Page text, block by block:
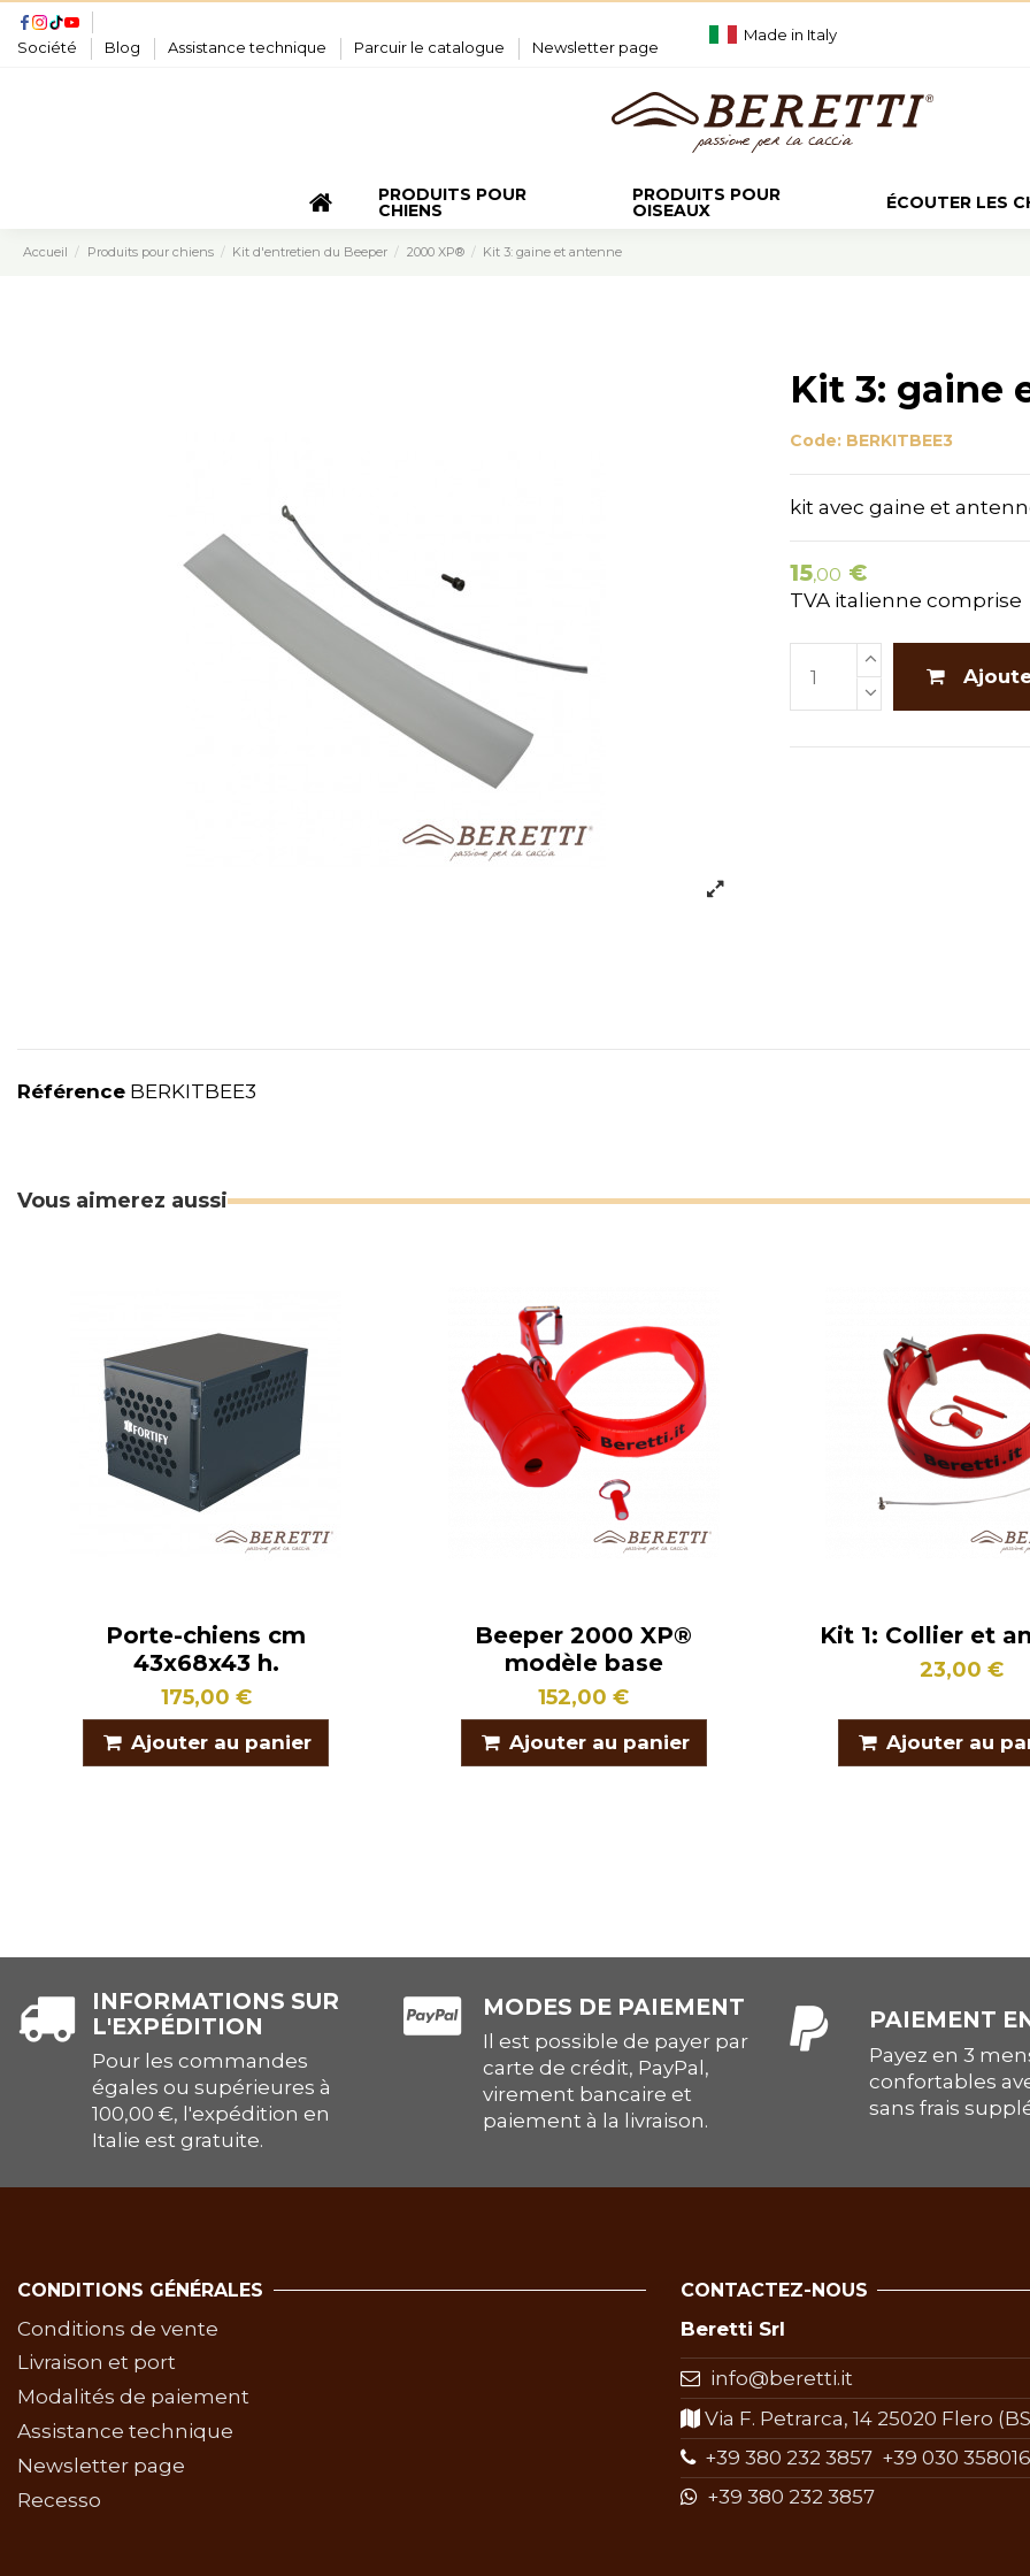
Société Blog Assistance technique Parcuir le catalogue Newsletter page
Made in Italy
PRODUITS POUR
CHIENS
PRODUITS POUR
OISEAUX ÉCOUTER LES
Accueil Produits pour chiens Kit d'entretien du Beeper 2000 XP® Kit 3: gaine et antenne
Kit 3: gaine
Code: BERKITBEE3
kit avec gaine et
15,00 €
TVA italienne comprise
Référence BERKITBEE3
Vous aimerez aussi
Porte-chiens cm
43x68x43 h.
175,00 €
Ajouter au panier
Beeper 2000 XP®
modèle base
152,00 €
Ajouter au panier
Kit 1: Collier et
23,00 €
Ajouter au
INFORMATIONS SUR
L'EXPÉDITION
Pour les commandes
égales ou supérieures à
100,00 €, l'expédition en
Italie est gratuite.
MODES DE PAIEMENT
Il est possible de payer par
carte de crédit, PayPal,
virement bancaire et
paiement à la livraison.
PAIEMENT
Payez en 3
confortables
sans frais
CONDITIONS GÉNÉRALES
Conditions de vente
Livraison et port
Modalités de paiement
Assistance technique
Newsletter page
Recesso
CONTACTEZ-NOUS
Beretti Srl
info@beretti.it
Via F. Petrarca, 14 25020 Flero
+39 380 232 3857+39 030
+39 380 232 3857